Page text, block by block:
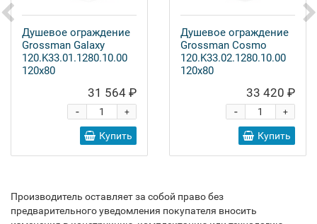
Душевое ограждение
Grossman Galaxy
120.K33.01.1280.10.00
120x80
31 564 ₽
+
-
Купить
Душевое ограждение
Grossman Cosmo
120.K33.02.1280.10.00
120x80
33 420 ₽
+
-
Купить
Производитель оставляет за собой право без
предварительного уведомления покупателя вносить